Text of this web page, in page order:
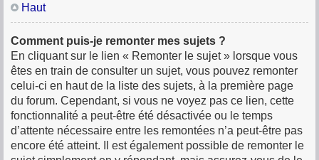
Haut
Comment puis-je remonter mes sujets ?
En cliquant sur le lien « Remonter le sujet » lorsque vous
êtes en train de consulter un sujet, vous pouvez remonter
celui-ci en haut de la liste des sujets, à la première page
du forum. Cependant, si vous ne voyez pas ce lien, cette
fonctionnalité a peut-être été désactivée ou le temps
d’attente nécessaire entre les remontées n’a peut-être pas
encore été atteint. Il est également possible de remonter le